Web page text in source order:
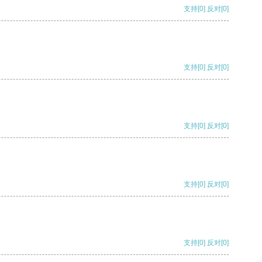
支持[0] 反对[0]
支持[0] 反对[0]
支持[0] 反对[0]
支持[0] 反对[0]
支持[0] 反对[0]